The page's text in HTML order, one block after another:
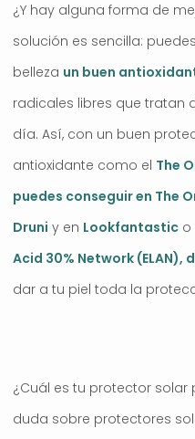
¿Y hay alguna forma de
solución es sencilla:
belleza un buen
radicales libres que tratan
día. Así, con un buen
antioxidante como el The
puedes conseguir en The
Druni y en Lookfantastic o
Acid 30% Network (ELAN),
dar a tu piel toda la
¿Cuál es tu protector solar
duda sobre protectores